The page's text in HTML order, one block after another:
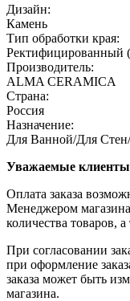
Дизайн:
Камень
Тип обработки края:
Ректифицированный
Производитель:
ALMA CERAMICA
Страна:
Россия
Назначение:
Для Ванной/Для
Уважаемые
Оплата заказа
Менеджером
количества товаров,
При согласовании
при оформление
заказа может быть
магазина.